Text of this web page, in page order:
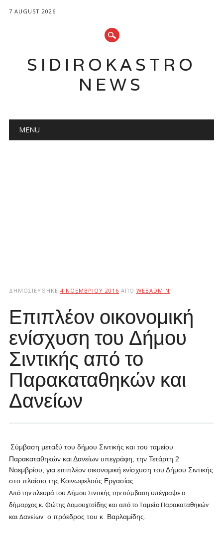
7 AUGUST 2026
SIDIROKASTRO
NEWS
Main menu
MENU
ΔΗΜΟΣΙΕΎΘΗΚΕ 4 ΝΟΕΜΒΡΊΟΥ 2016 ΑΠΌ WEBADMIN
Επιπλέον οικονομική
ενίσχυση του Δήμου
Σιντικής από το
Παρακαταθηκών και
Δανείων
Σύμβαση μεταξύ του δήμου Σιντικής και του ταμείου
Παρακαταθηκών και Δανείων υπεγράφη, την Τετάρτη 2
Νοεμβρίου, για επιπλέον οικονομική ενίσχυση του Δήμου Σιντικής
στο πλαίσιο της Κοινωφελούς Εργασίας.
Από την πλευρά του Δήμου Σιντικής την σύμβαση υπέγραψε ο
δήμαρχος κ. Φώτης Δομουχτσίδης και από το Ταμείο Παρακαταθηκών
και Δανείωνο πρόεδρος του κ. Βαρλαμίδης.